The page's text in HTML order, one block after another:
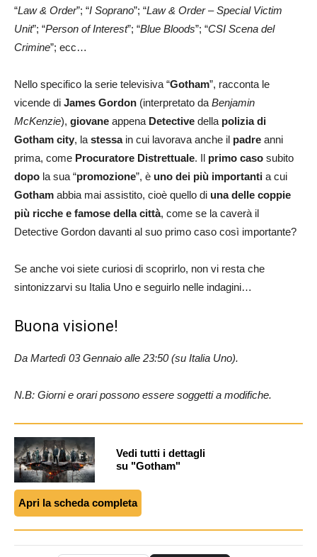
“Law & Order”; “I Soprano”; “Law & Order – Special Victim
Unit”; “Person of Interest”; “Blue Bloods”; “CSI Scena del
Crimine”; ecc…
Nello specifico la serie televisiva “Gotham”, racconta le
vicende di James Gordon (interpretato daBenjamin
McKenzie), giovane appena Detective della polizia di
Gotham city, lastessain cui lavorava anche il padre anni
prima, come Procuratore Distrettuale. Il primo caso subito
dopo la sua “promozione”, è uno dei più importanti a cui
Gotham abbia mai assistito, cioè quello di una delle coppie
più ricche e famose della città, come se la caverà il
Detective Gordon davanti al suo primo caso così importante?
Se anche voi siete curiosi di scoprirlo, non vi resta che
sintonizzarvi su Italia Uno e seguirlo nelle indagini…
Buona visione!
Da Martedì 03 Gennaio alle 23:50 (su Italia Uno).
N.B: Giorni e orari possono essere soggetti a modifiche.
Vedi tutti i dettagli
su "Gotham"
Apri la scheda completa